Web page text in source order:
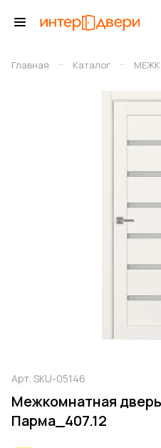
Главная – Каталог –
Арт. SKU-05146
Межкомнатная
Парма_407.12